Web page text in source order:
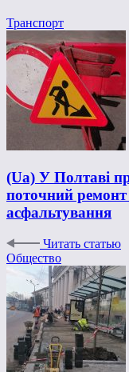
Транспорт
(Ua) У Полтаві
поточний ремонт
асфальтування
Читать статью
Общество